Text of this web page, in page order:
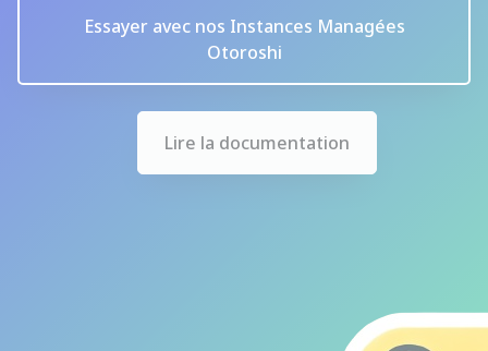
Essayer avec nos Instances Managées
Otoroshi
Lire la documentation